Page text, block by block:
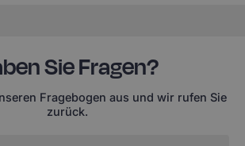
Sie Fragen?
Fragebogen aus und wir rufen Sie
zurück.